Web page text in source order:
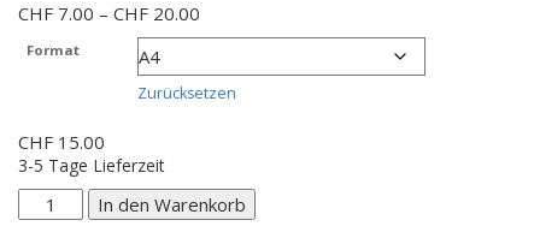
CHF 7.00 – CHF 20.00
CHF 7.00
CHF 20.00
Format
Zurücksetzen
CHF 15.00
3-5 Tage Lieferzeit
Welt
In den Warenkorb